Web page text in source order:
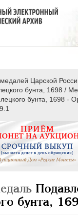
медалей Царской
бунта, 1698 /
бунта, 1698 -
бунта,
F H
Q